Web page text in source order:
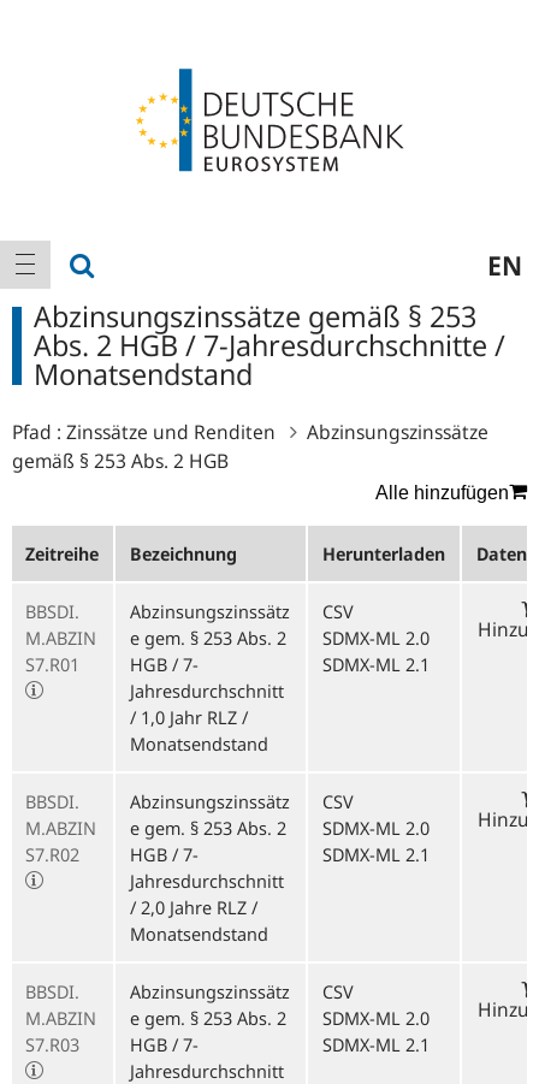
Hauptnavigation
Navigation anzeigen EN
Abzinsungszinssätze gemäß § 253
Abs. 2 HGB / 7-Jahresdurchschnitte /
Monatsendstand
Pfad : Zinssätze und Renditen
Abzinsungszinssätze
gemäß § 253 Abs. 2 HGB
Alle hinzufügen
Zeitreihe Bezeichnung Herunterladen
BBSDI.
M.ABZIN
S7.R01
Abzinsungszinssätz
e gem. § 253 Abs. 2
HGB / 7-
Jahresdurchschnitt
/ 1,0 Jahr RLZ /
Monatsendstand
CSV
SDMX-ML 2.0
SDMX-ML 2.1
BBSDI.
M.ABZIN
S7.R02
Abzinsungszinssätz
e gem. § 253 Abs. 2
HGB / 7-
Jahresdurchschnitt
/ 2,0 Jahre RLZ /
Monatsendstand
CSV
SDMX-ML 2.0
SDMX-ML 2.1
BBSDI.
M.ABZIN
S7.R03
Abzinsungszinssätz
e gem. § 253 Abs. 2
HGB / 7-
Jahresdurchschnitt
CSV
SDMX-ML 2.0
SDMX-ML 2.1